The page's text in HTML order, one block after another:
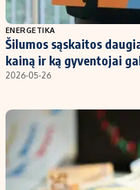
Populiarios temos
Investavimas
Akcijų rinka
Kriptovaliutos
Infliacija
Migracija
ENERGETIKA
Šilumos sąskaitos
kainą ir ką gyventojai
2026-05-26